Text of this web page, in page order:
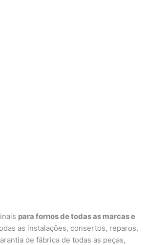
para fornos de todas as marcas e
as instalações, consertos, reparos,
de fábrica de todas as peças,